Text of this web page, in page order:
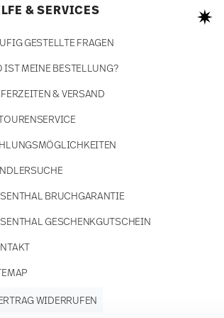
& SERVICES
GESTELLTE FRAGEN
IST MEINE BESTELLUNG?
& VERSAND
BRUCHGARANTIE
GESCHENKGUTSCHEIN
WIDERRUFEN